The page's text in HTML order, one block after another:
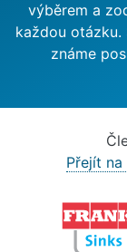
výběrem a
každou otázku.
známe
Přejít